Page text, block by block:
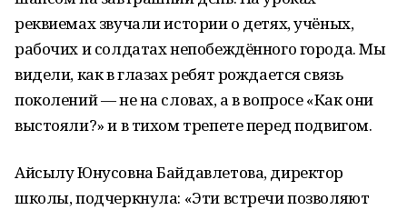
реквиемах звучали истории о детях, учёных,
рабочих и солдатах непобеждённого города. Мы
видели, как в глазах ребят рождается связь
поколений — не на словах, а в вопросе «Как они
выстояли?» и в тихом трепете перед подвигом.
Айсылу Юнусовна Байдавлетова, директор
школы, подчеркнула: «Эти встречи позволяют